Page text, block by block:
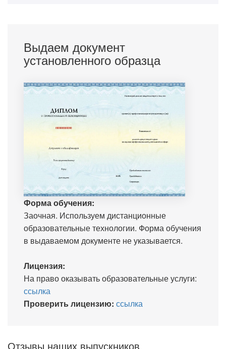
Выдаем документ
установленного образца
Форма обучения:
Заочная. Используем дистанционные
образовательные технологии. Форма обучения
в выдаваемом документе не указывается.
Лицензия:
На право оказывать образовательные услуги:
ссылка
Проверить лицензию: ссылка
Отзывы наших выпускников